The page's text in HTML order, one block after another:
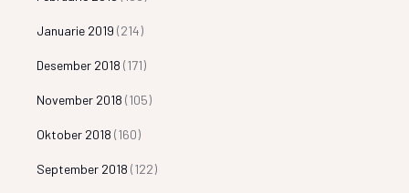
Januarie 2019 (214)
Desember 2018 (171)
November 2018 (105)
Oktober 2018 (160)
September 2018 (122)